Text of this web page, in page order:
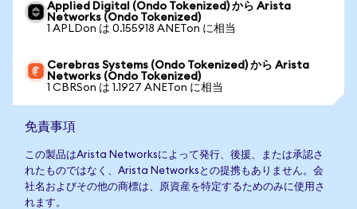
Applied Digital (Ondo Tokenized) から Arista
Networks (Ondo Tokenized)
1 APLDon は 0.155918 ANETon に相当
Cerebras Systems (Ondo Tokenized) から Arista
Networks (Ondo Tokenized)
1 CBRSon は 1.1927 ANETon に相当
免責事項
この製品はArista Networksによって発行、後援、または承認さ
れたものではなく、Arista Networksとの提携もありません。会
社名およびその他の商標は、原資産を特定するためのみに使用さ
れます。